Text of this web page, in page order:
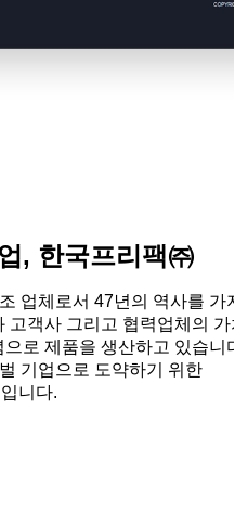
, 한국프리팩㈜
업체로서 47년의 역사를 가
고객사 그리고 협력업체의 가
으로 제품을 생산하고 있습니
기업으로 도약하기 위한
니다.